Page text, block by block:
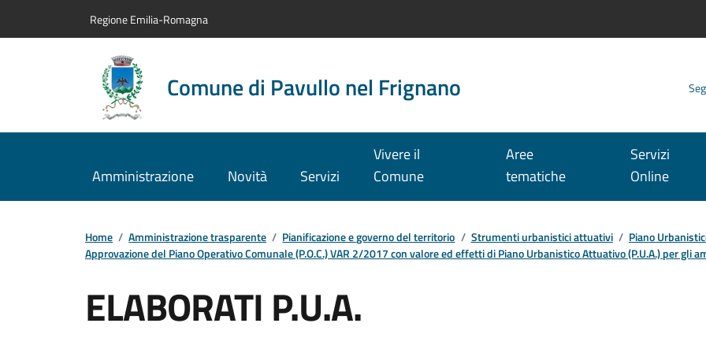
Regione Emilia-Romagna
Comune di Pavullo nel Frignano
Amministrazione Novità Servizi
Vivere il
Comune
Aree
tematiche
Servizi
Online
Home / Amministrazione trasparente / Pianificazione e governo del territorio / Strumenti urbanistici attuativi / Piano
Approvazione del Piano Operativo Comunale (P.O.C.) VAR 2/2017 con valore ed effetti di Piano Urbanistico Attuativo (P.U.A.) per gli
ELABORATI P.U.A.